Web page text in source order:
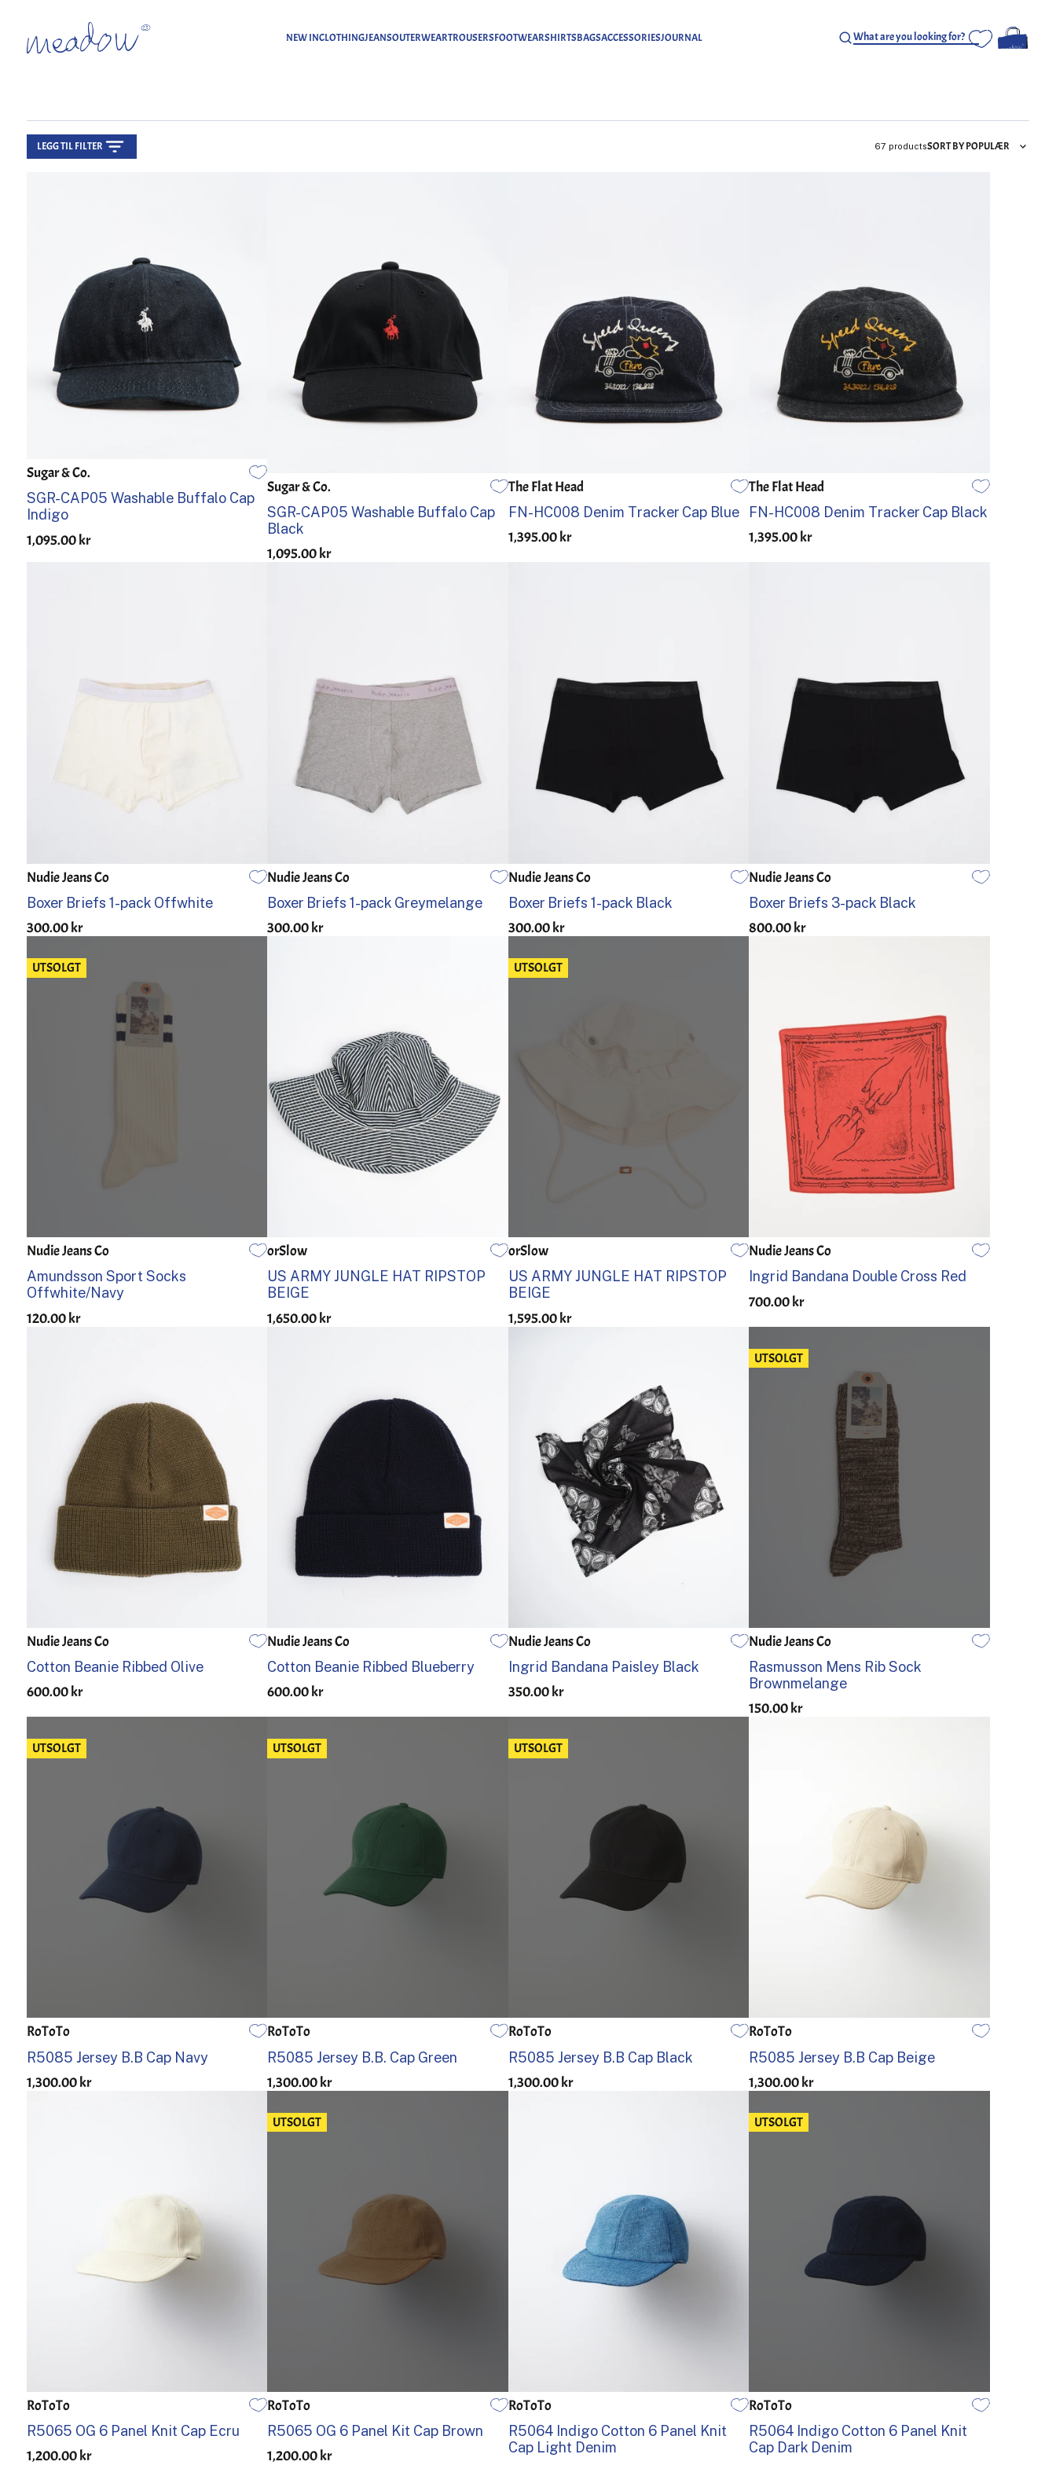
NEW INCLOTHINGJEANSOUTERWEARTROUSERSFOOTWEARSHIRTSBAGSACCESSORIESJOURNAL
LEGG TIL FILTER 67 productsSORT BY POPULÆR
GRATIS
Sugar & Co.
SGR-CAP05 Washable Buffalo Cap
Indigo
1,095.00 kr
GRATIS
Sugar & Co.
SGR-CAP05 Washable Buffalo Cap
Black
1,095.00 kr
EN STØRRELSE
The Flat Head
FN-HC008 Denim Tracker Cap Blue
1,395.00 kr
EN STØRRELSE
The Flat Head
FN-HC008 Denim Tracker Cap Black
1,395.00 kr
S M
Nudie Jeans Co
Boxer Briefs 1-pack Offwhite
300.00 kr
S M
Nudie Jeans Co
Boxer Briefs 1-pack Greymelange
300.00 kr
S M
Nudie Jeans Co
Boxer Briefs 1-pack Black
300.00 kr
S M
Nudie Jeans Co
Boxer Briefs 3-pack Black
800.00 kr
UTSOLGT
ÉN STØRRELSE
Nudie Jeans Co
Amundsson Sport Socks
Offwhite/Navy
120.00 kr
0
orSlow
US ARMY JUNGLE HAT RIPSTOP
BEIGE
1,650.00 kr
UTSOLGT
0
orSlow
US ARMY JUNGLE HAT RIPSTOP
BEIGE
1,595.00 kr
EN STØRRELSE
Nudie Jeans Co
Ingrid Bandana Double Cross Red
700.00 kr
EN STØRRELSE
Nudie Jeans Co
Cotton Beanie Ribbed Olive
600.00 kr
EN STØRRELSE
Nudie Jeans Co
Cotton Beanie Ribbed Blueberry
600.00 kr
ÉN STØRRELSE
Nudie Jeans Co
Ingrid Bandana Paisley Black
350.00 kr
UTSOLGT
ÉN STØRRELSE
Nudie Jeans Co
Rasmusson Mens Rib Sock
Brownmelange
150.00 kr
UTSOLGT
EN STØRRELSE
RoToTo
R5085 Jersey B.B Cap Navy
1,300.00 kr
UTSOLGT
EN STØRRELSE
RoToTo
R5085 Jersey B.B. Cap Green
1,300.00 kr
UTSOLGT
EN STØRRELSE
RoToTo
R5085 Jersey B.B Cap Black
1,300.00 kr
EN STØRRELSE
RoToTo
R5085 Jersey B.B Cap Beige
1,300.00 kr
EN STØRRELSE
RoToTo
R5065 OG 6 Panel Knit Cap Ecru
1,200.00 kr
UTSOLGT
EN STØRRELSE
RoToTo
R5065 OG 6 Panel Kit Cap Brown
1,200.00 kr
EN STØRRELSE
RoToTo
R5064 Indigo Cotton 6 Panel Knit
Cap Light Denim
UTSOLGT
EN STØRRELSE
RoToTo
R5064 Indigo Cotton 6 Panel Knit
Cap Dark Denim